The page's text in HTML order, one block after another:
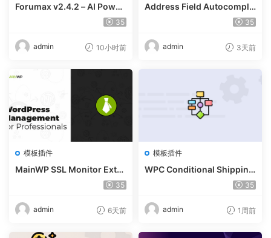
Forumax v2.4.2 – AI Power
ed Advanced Community F
35
admin 10小时前
Address Field Autocomple
te For WooCommerce v1.3.
35
admin 3天前
模板插件
MainWP SSL Monitor Exte
35
admin 6天前
模板插件
WPC Conditional Shipping
& Payments (Premium) v1.
35
admin 1周前